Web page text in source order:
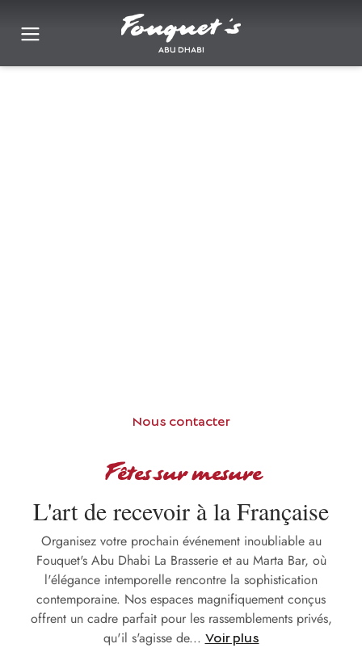
Nous contacter
Fêtes sur mesure
L'art de recevoir à la Française
Organisez votre prochain événement inoubliable au
Fouquet's Abu Dhabi La Brasserie et au Marta Bar, où
l'élégance intemporelle rencontre la sophistication
contemporaine. Nos espaces magnifiquement conçus
offrent un cadre parfait pour les rassemblements privés,
qu'il s'agisse de... Voir plus